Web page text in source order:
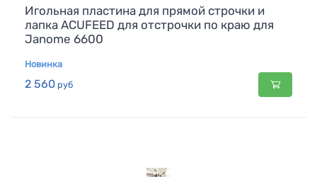
Игольная пластина для прямой строчки и
лапка ACUFEED для отстрочки по краю для
Janome 6600
Новинка
2 560 руб